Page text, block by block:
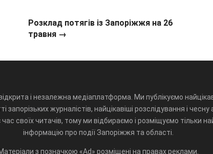
Розклад потягів із Запоріжжя на 26
травня →
і незалежна медіаплатформа. Ми публікуємо
запорізьких журналістів, найцікавіші розслідування і чесну
своїх читачів, тому ми відбираємо і розміщуємо тільки
інформацію про події Запоріжжя та області.
з позначкою «Ad» розміщені на правах реклами.